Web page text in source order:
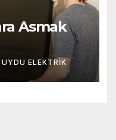
Asmak
ELEKTRIK